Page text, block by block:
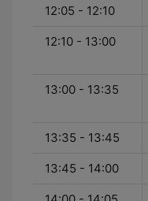
12:05 - 12:10
12:10 - 13:00
13:00 - 13:35
13:35 - 13:45
13:45 - 14:00